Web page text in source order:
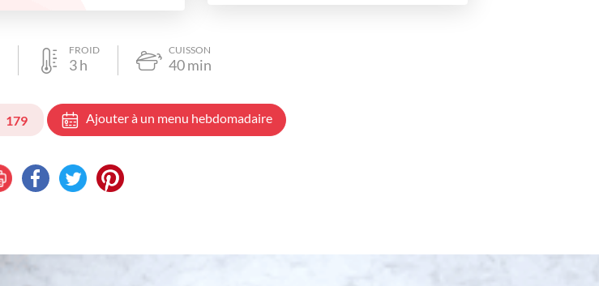
FROID
3h
CUISSON
40min
179 Ajouter à un menu hebdomadaire